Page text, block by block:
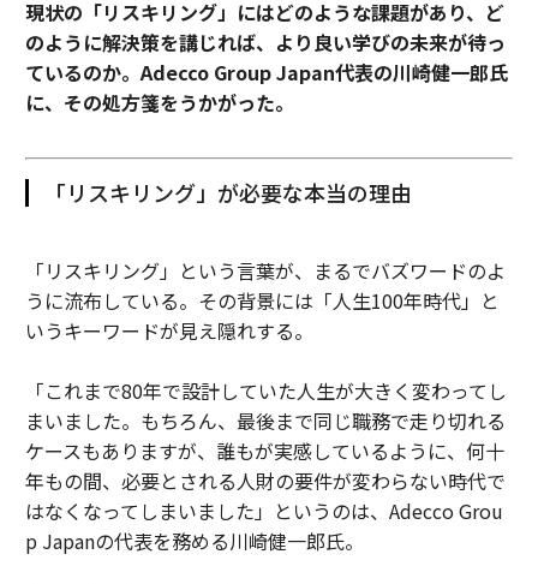
現状の「リスキリング」にはどのような課題があり、ど
のように解決策を講じれば、より良い学びの未来が待っ
ているのか。Adecco Group Japan代表の川崎健一郎氏
に、その処方箋をうかがった。
「リスキリング」が必要な本当の理由
「リスキリング」という言葉が、まるでバズワードのよ
うに流布している。その背景には「人生100年時代」と
いうキーワードが見え隠れする。
「これまで80年で設計していた人生が大きく変わってし
まいました。もちろん、最後まで同じ職務で走り切れる
ケースもありますが、誰もが実感しているように、何十
年もの間、必要とされる人財の要件が変わらない時代で
はなくなってしまいました」というのは、Adecco Grou
p Japanの代表を務める川崎健一郎氏。